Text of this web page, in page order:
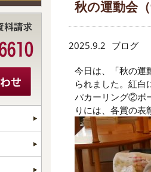
秋の運動会
2025.9.2 ブログ
今日は、「秋の運
られました。紅
パカーリング②ボ
りには、各賞の